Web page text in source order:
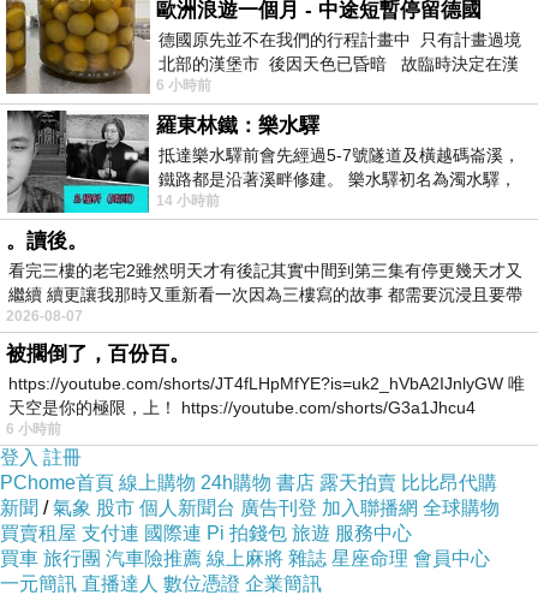
歐洲浪遊一個月 - 中途短暫停留德國
德國原先並不在我們的行程計畫中 只有計畫過境
北部的漢堡市 後因天色已昏暗 故臨時決定在漢
堡市吃晚餐和過夜
6 小時前
羅東林鐵：樂水驛
抵達樂水驛前會先經過5-7號隧道及橫越碼崙溪，
鐵路都是沿著溪畔修建。 樂水驛初名為濁水驛，
但因與臺鐵集集線車站同名，於1953
14 小時前
。讀後。
看完三樓的老宅2雖然明天才有後記其實中間到第三集有停更幾天才又
繼續 續更讓我那時又重新看一次因為三樓寫的故事 都需要沉浸且要帶
有
2026-08-07
被擱倒了，百份百。
https://youtube.com/shorts/JT4fLHpMfYE?is=uk2_hVbA2IJnlyGW 唯
天空是你的極限，上！ https://youtube.com/shorts/G3a1Jhcu4
6 小時前
登入 註冊
PChome首頁 線上購物 24h購物 書店 露天拍賣 比比昂代購
新聞 /氣象 股市 個人新聞台 廣告刊登 加入聯播網 全球購物
買賣租屋 支付連 國際連 Pi 拍錢包 旅遊 服務中心
買車 旅行團 汽車險推薦 線上麻將 雜誌 星座命理 會員中心
一元簡訊 直播達人 數位憑證 企業簡訊